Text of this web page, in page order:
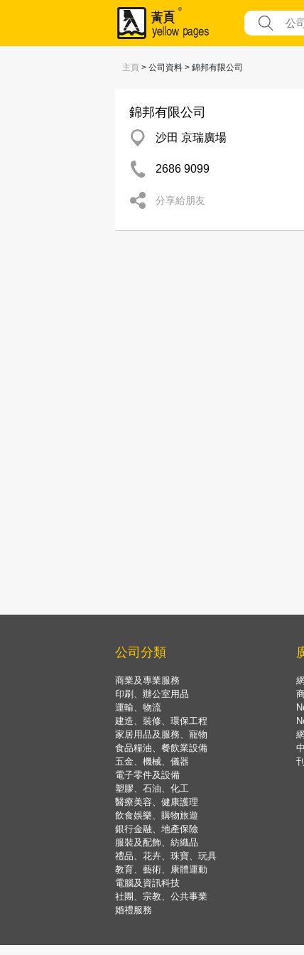
主頁 > 公司資料 > 錦邦有限公司
錦邦有限公司
沙田 京瑞廣場
2686 9099
分享給朋友
公司分類
商業及專業服務
印刷、辦公室用品
運輸、物流
建造、裝修、環保工程
家居用品及服務、寵物
食品糧油、餐飲業設備
五金、機械、儀器
電子零件及設備
塑膠、石油、化工
醫療美容、健康護理
飲食娛樂、購物旅遊
銀行金融、地產保險
服裝及配飾、紡織品
禮品、花卉、珠寶、玩具
教育、藝術、康體運動
電腦及資訊科技
社團、宗教、公共事業
婚禮服務